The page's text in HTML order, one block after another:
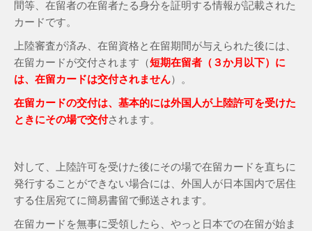
間等、在留者の在留者たる身分を証明する情報が記載された
カードです。
上陸審査が済み、在留資格と在留期間が与えられた後には、
在留カードが交付されます（短期在留者（３か月以下）に
は、在留カードは交付されません）。
在留カードの交付は、基本的には外国人が上陸許可を受けた
ときにその場で交付されます。
対して、上陸許可を受けた後にその場で在留カードを直ちに
発行することができない場合には、外国人が日本国内で居住
する住居宛てに簡易書留で郵送されます。
在留カードを無事に受領したら、やっと日本での在留が始ま